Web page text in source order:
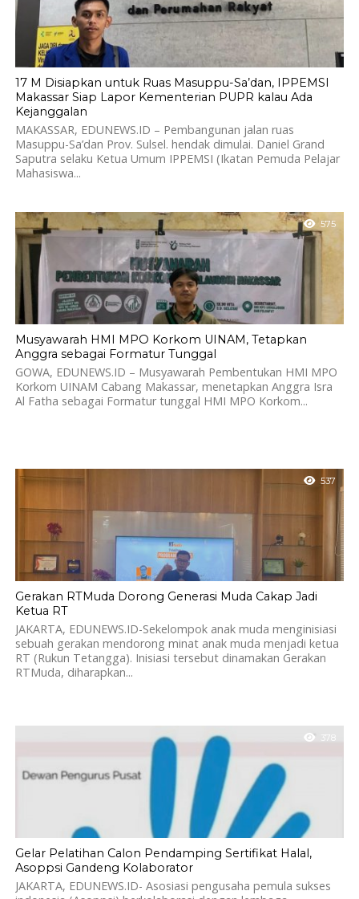
17 M Disiapkan untuk Ruas Masuppu-Sa’dan, IPPEMSI
Makassar Siap Lapor Kementerian PUPR kalau Ada
Kejanggalan
MAKASSAR, EDUNEWS.ID – Pembangunan jalan ruas
Masuppu-Sa’dan Prov. Sulsel. hendak dimulai. Daniel Grand
Saputra selaku Ketua Umum IPPEMSI (Ikatan Pemuda Pelajar
Mahasiswa...
575
Musyawarah HMI MPO Korkom UINAM, Tetapkan
Anggra sebagai Formatur Tunggal
GOWA, EDUNEWS.ID – Musyawarah Pembentukan HMI MPO
Korkom UINAM Cabang Makassar, menetapkan Anggra Isra
Al Fatha sebagai Formatur tunggal HMI MPO Korkom...
537
Gerakan RTMuda Dorong Generasi Muda Cakap Jadi
Ketua RT
JAKARTA, EDUNEWS.ID-Sekelompok anak muda menginisiasi
sebuah gerakan mendorong minat anak muda menjadi ketua
RT (Rukun Tetangga). Inisiasi tersebut dinamakan Gerakan
RTMuda, diharapkan...
378
Gelar Pelatihan Calon Pendamping Sertifikat Halal,
Asoppsi Gandeng Kolaborator
JAKARTA, EDUNEWS.ID- Asosiasi pengusaha pemula sukses